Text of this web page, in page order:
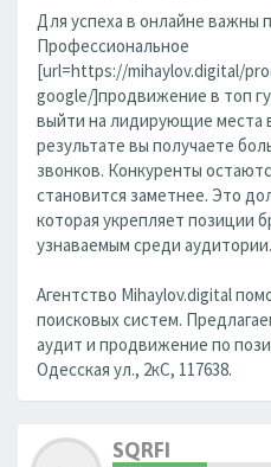
Для успеха в онлайне важны
Профессиональное
[url=https://mihaylov.digital/
google/]продвижение в топ
выйти на лидирующие места
результате вы получаете
звонков. Конкуренты
становится заметнее. Это
которая укрепляет позиции
узнаваемым среди аудитории.
Агентство Mihaylov.digital
поисковых систем.
аудит и продвижение по
Одесская ул., 2кС, 117638.
SQRFI